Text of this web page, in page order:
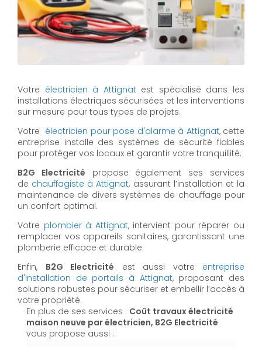
Votre électricien à Attignat est spécialisé dans les
installations électriques sécurisées et les interventions
sur mesure pour tous types de projets.
Votre électricien pour pose d'alarme à Attignat, cette
entreprise installe des systèmes de sécurité fiables
pour protéger vos locaux et garantir votre tranquillité.
B2G Electricité propose également ses services
de chauffagiste à Attignat, assurant l’installation et la
maintenance de divers systèmes de chauffage pour
un confort optimal.
Votre plombier à Attignat, intervient pour réparer ou
remplacer vos appareils sanitaires, garantissant une
plomberie efficace et durable.
Enfin, B2G Electricité est aussi votre entreprise
d'installation de portails à Attignat, proposant des
solutions robustes pour sécuriser et embellir l’accès à
votre propriété.
En plus de ses services : Coût travaux électricité
maison neuve par électricien, B2G Electricité
vous propose aussi :